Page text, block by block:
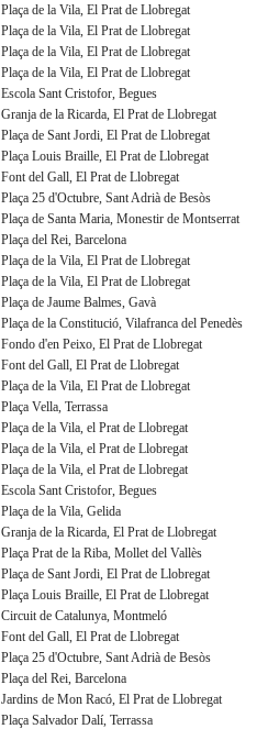
Plaça de la Vila, El Prat de Llobregat
Plaça de la Vila, El Prat de Llobregat
Plaça de la Vila, El Prat de Llobregat
Plaça de la Vila, El Prat de Llobregat
Escola Sant Cristofor, Begues
Granja de la Ricarda, El Prat de Llobregat
Plaça de Sant Jordi, El Prat de Llobregat
Plaça Louis Braille, El Prat de Llobregat
Font del Gall, El Prat de Llobregat
Plaça 25 d'Octubre, Sant Adrià de Besòs
Plaça de Santa Maria, Monestir de Montserrat
Plaça del Rei, Barcelona
Plaça de la Vila, El Prat de Llobregat
Plaça de la Vila, El Prat de Llobregat
Plaça de Jaume Balmes, Gavà
Plaça de la Constitució, Vilafranca del Penedès
Fondo d'en Peixo, El Prat de Llobregat
Font del Gall, El Prat de Llobregat
Plaça de la Vila, El Prat de Llobregat
Plaça Vella, Terrassa
Plaça de la Vila, el Prat de Llobregat
Plaça de la Vila, el Prat de Llobregat
Plaça de la Vila, el Prat de Llobregat
Escola Sant Cristofor, Begues
Plaça de la Vila, Gelida
Granja de la Ricarda, El Prat de Llobregat
Plaça Prat de la Riba, Mollet del Vallès
Plaça de Sant Jordi, El Prat de Llobregat
Plaça Louis Braille, El Prat de Llobregat
Circuit de Catalunya, Montmeló
Font del Gall, El Prat de Llobregat
Plaça 25 d'Octubre, Sant Adrià de Besòs
Plaça del Rei, Barcelona
Jardins de Mon Racó, El Prat de Llobregat
Plaça Salvador Dalí, Terrassa